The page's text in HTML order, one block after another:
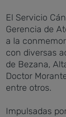
El Servicio
Gerencia de
a la
con diversas
de Bezana,
Doctor
entre otros.
Impulsadas